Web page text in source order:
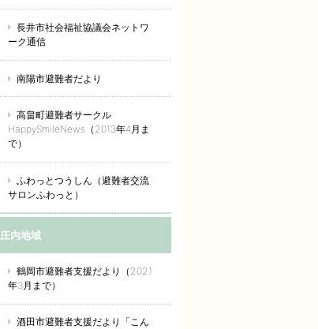
長井市社会福祉協議会ネットワ
ーク通信
南陽市避難者だより
高畠町避難者サークル
HappySmileNews（2013年4月ま
で）
ふわっとつうしん（避難者交流
サロンふわっと）
庄内地域
鶴岡市避難者支援だより（2021
年3月まで）
酒田市避難者支援だより「こん